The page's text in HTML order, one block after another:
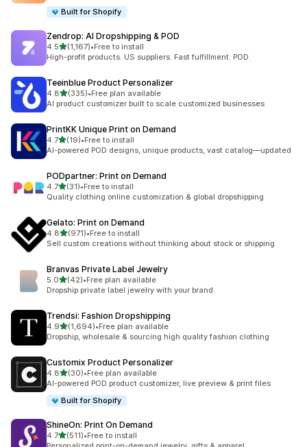
Built for Shopify
Zendrop: AI Dropshipping & POD
4.5별 5개 중
(1,167)
총 리뷰 1167개
•Free to install
High-profit products. US suppliers. Fast fulfillment. POD.
Teeinblue Product Personalizer
4.8별 5개 중
(335)
총 리뷰 335개
•Free plan available
AI product customizer built to scale customized businesses
PrintKK Unique Print on Demand
4.7별 5개 중
(19)
총 리뷰 19개
•Free to install
AI-powered POD designs, unique products, vast catalog—updated
PODpartner: Print on Demand
4.7별 5개 중
(31)
총 리뷰 31개
•Free to install
Quality clothing online customization & global dropshipping
Gelato: Print on Demand
4.8별 5개 중
(971)
총 리뷰 971개
•Free to install
Sell custom creations without thinking about stock or shipping
Branvas Private Label Jewelry
5.0별 5개 중
(42)
총 리뷰 42개
•Free plan available
Dropship private label jewelry with your brand
Trendsi: Fashion Dropshipping
4.9별 5개 중
(1,694)
총 리뷰 1694개
•Free plan available
Dropship, wholesale & sourcing high quality fashion clothing
Customix Product Personalizer
4.8별 5개 중
(30)
총 리뷰 30개
•Free plan available
AI-powered POD product customizer, live preview & print files
Built for Shopify
ShineOn: Print On Demand
4.7별 5개 중
(511)
총 리뷰 511개
•Free to install